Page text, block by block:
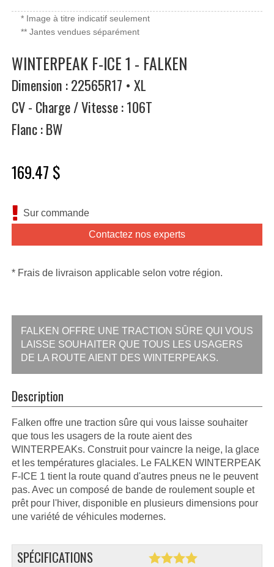
* Image à titre indicatif seulement
** Jantes vendues séparément
WINTERPEAK F-ICE 1 - FALKEN
Dimension : 22565R17 • XL
CV - Charge / Vitesse : 106T
Flanc : BW
169.47 $
Sur commande
Contactez nos experts
* Frais de livraison applicable selon votre région.
FALKEN OFFRE UNE TRACTION SÛRE QUI VOUS
LAISSE SOUHAITER QUE TOUS LES USAGERS
DE LA ROUTE AIENT DES WINTERPEAKS.
Description
Falken offre une traction sûre qui vous laisse souhaiter
que tous les usagers de la route aient des
WINTERPEAKs. Construit pour vaincre la neige, la glace
et les températures glaciales. Le FALKEN WINTERPEAK
F-ICE 1 tient la route quand d'autres pneus ne le peuvent
pas. Avec un composé de bande de roulement souple et
prêt pour l'hiver, disponible en plusieurs dimensions pour
une variété de véhicules modernes.
SPÉCIFICATIONS